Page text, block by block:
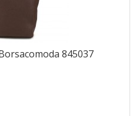
845037